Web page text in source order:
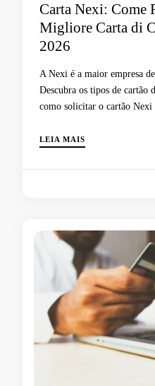
Carta Nexi: Come
Migliore Carta di
2026
A Nexi é a maior empresa
Descubra os tipos de cartão
como solicitar o cartão Nexi
LEIA MAIS